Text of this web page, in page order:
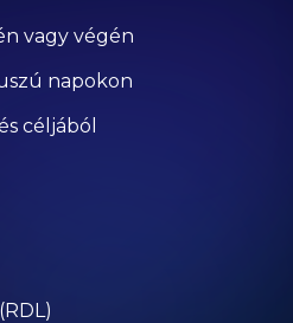
vagy végén
napokon
céljából